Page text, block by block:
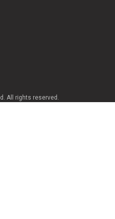
All rights reserved.